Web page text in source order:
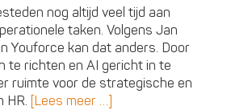
nog altijd veel tijd aan
taken. Volgens Jan
Youforce kan dat anders. Door
te richten en AI gericht in te
ruimte voor de strategische en
HR. [Lees meer …]